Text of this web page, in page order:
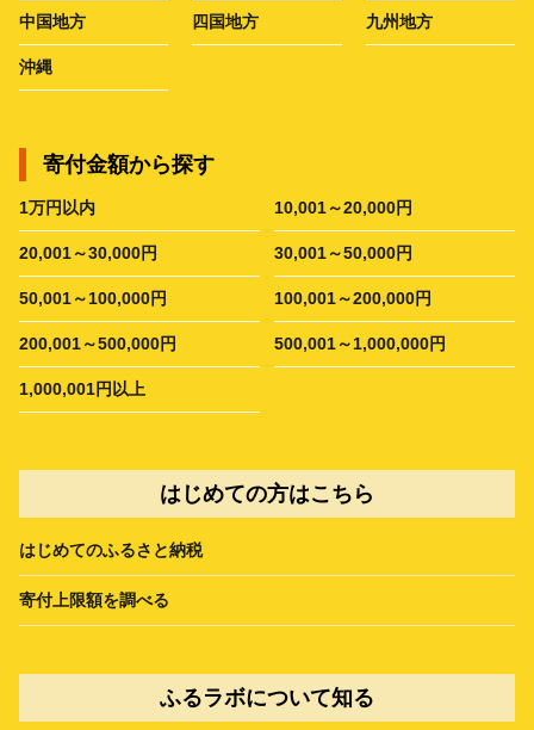
中国地方 四国地方 九州地方
沖縄
寄付金額から探す
1万円以内 10,001～20,000円
20,001～30,000円 30,001～50,000円
50,001～100,000円 100,001～200,000円
200,001～500,000円 500,001～1,000,000円
1,000,001円以上
はじめての方はこちら
はじめてのふるさと納税
寄付上限額を調べる
ふるラボについて知る